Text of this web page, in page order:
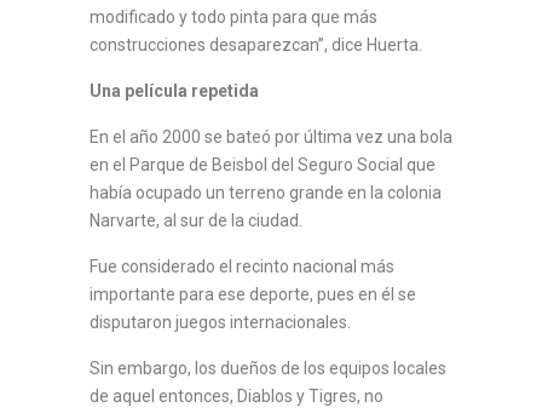
modificado y todo pinta para que más
construcciones desaparezcan”, dice Huerta.
Una película repetida
En el año 2000 se bateó por última vez una bola
en el Parque de Beisbol del Seguro Social que
había ocupado un terreno grande en la colonia
Narvarte, al sur de la ciudad.
Fue considerado el recinto nacional más
importante para ese deporte, pues en él se
disputaron juegos internacionales.
Sin embargo, los dueños de los equipos locales
de aquel entonces, Diablos y Tigres, no